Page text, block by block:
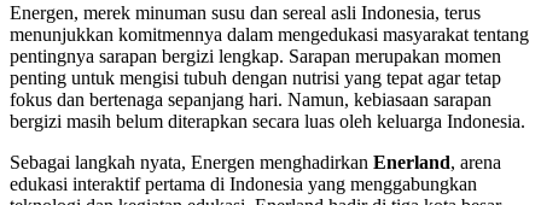
Energen, merek minuman susu dan sereal asli Indonesia, terus
menunjukkan komitmennya dalam mengedukasi masyarakat tentang
pentingnya sarapan bergizi lengkap. Sarapan merupakan momen
penting untuk mengisi tubuh dengan nutrisi yang tepat agar tetap
fokus dan bertenaga sepanjang hari. Namun, kebiasaan sarapan
bergizi masih belum diterapkan secara luas oleh keluarga Indonesia.
Sebagai langkah nyata, Energen menghadirkan Enerland, arena
edukasi interaktif pertama di Indonesia yang menggabungkan